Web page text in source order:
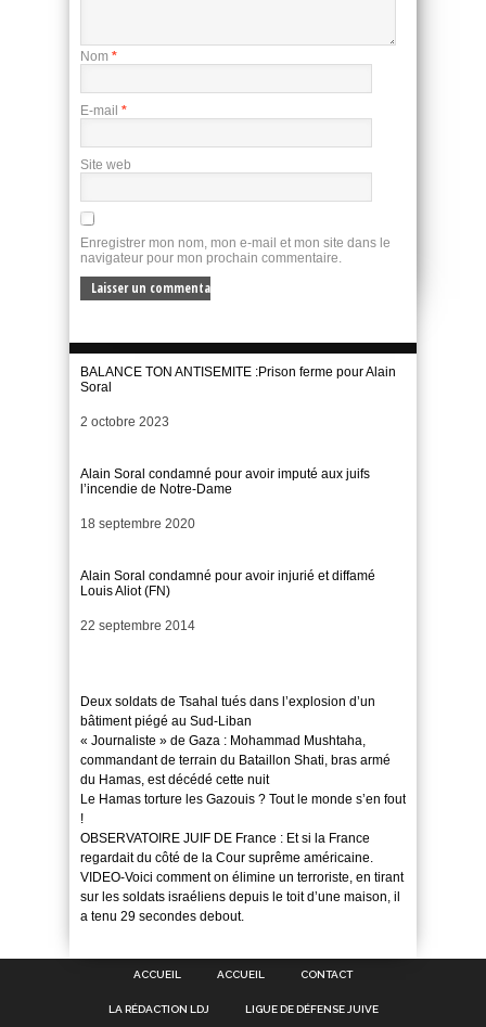
Nom *
E-mail *
Site web
Enregistrer mon nom, mon e-mail et mon site dans le
navigateur pour mon prochain commentaire.
BALANCE TON ANTISEMITE :Prison ferme pour Alain
Soral
Date
2 octobre 2023
Alain Soral condamné pour avoir imputé aux juifs
l’incendie de Notre-Dame
Date
18 septembre 2020
Alain Soral condamné pour avoir injurié et diffamé
Louis Aliot (FN)
Date
22 septembre 2014
Deux soldats de Tsahal tués dans l’explosion d’un
bâtiment piégé au Sud-Liban
« Journaliste » de Gaza : Mohammad Mushtaha,
commandant de terrain du Bataillon Shati, bras armé
du Hamas, est décédé cette nuit
Le Hamas torture les Gazouis ? Tout le monde s’en fout
!
OBSERVATOIRE JUIF DE France : Et si la France
regardait du côté de la Cour suprême américaine.
VIDEO-Voici comment on élimine un terroriste, en tirant
sur les soldats israéliens depuis le toit d’une maison, il
a tenu 29 secondes debout.
ACCUEIL ACCUEIL CONTACT
LA RÉDACTION LDJ LIGUE DE DÉFENSE JUIVE